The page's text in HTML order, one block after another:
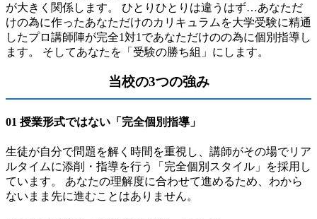
が大きく関係します。 ひとりひとりは違うはず…あなただ
けの為に作ったあなただけのカリキュラムを大学受験に精通
したプロ講師陣が完全1対1であなただけのの為に個別指導し
ます。 そしてあなたを「受験の勝ち組」にします。
当校の3つの強み
01 授業形式ではない「完全個別指導」
生徒が自分で問題を解く時間を重視し、講師がその場でリア
ルタイムに添削・指導を行う「完全個別スタイル」を採用し
ています。 あなたの理解度に合わせて進めるため、わから
ないまま先に進むことはありません。